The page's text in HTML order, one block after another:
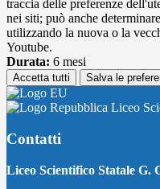
traccia delle preferenze
nei siti; può anche
utilizzando la nuova o la
Youtube.
Durata: 6 mesi
Accetta tutti Salva le
Liceo
Contatti
Liceo Scientifico Statale G.